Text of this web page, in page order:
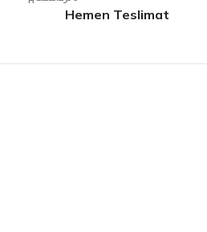
Hemen Teslimat